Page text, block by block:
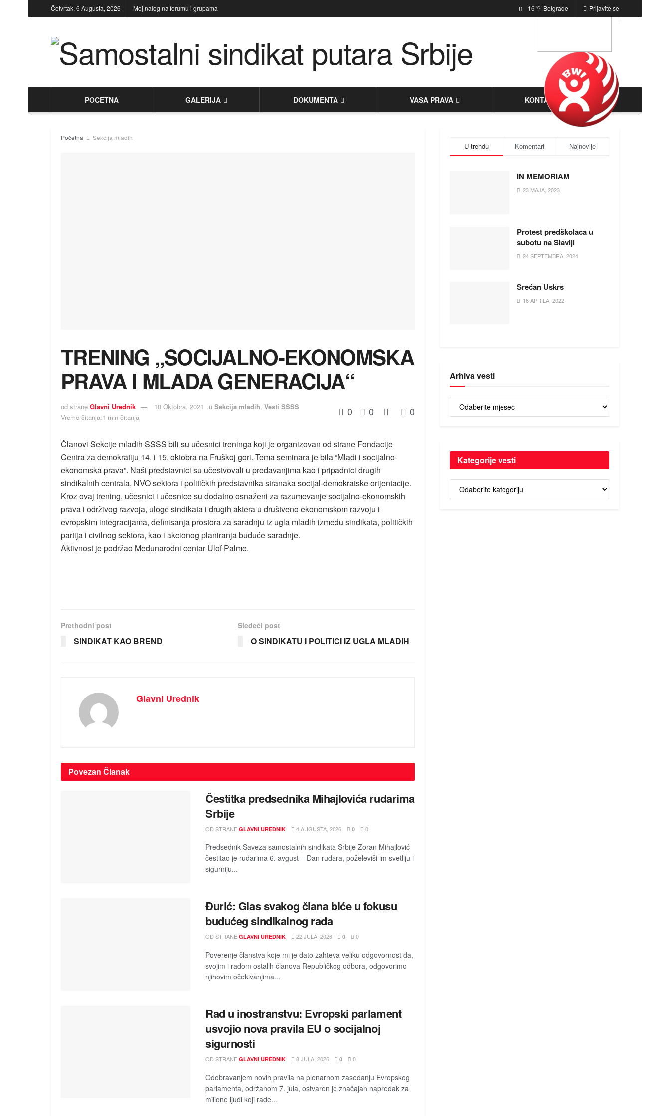
Četvrtak, 6 Augusta, 2026 Moj nalog na forumu i grupama 16 °C Belgrade Prijavite se
POCETNA GALERIJA DOKUMENTA VASA PRAVA KONTAKT
Početna Sekcija mladih
TRENING „SOCIJALNO-EKONOMSKA
PRAVA I MLADA GENERACIJA“
od strane Glavni Urednik 10 Oktobra, 2021 u Sekcija mladih, Vesti SSSS
Vreme čitanja:1 min čitanja
0 0 0
Članovi Sekcije mladih SSSS bili su učesnici treninga koji je organizovan od strane Fondacije
Centra za demokratiju 14. i 15. oktobra na Fruškoj gori. Tema seminara je bila “Mladi i socijalno-
ekonomska prava”. Naši predstavnici su učestvovali u predavanjima kao i pripadnici drugih
sindikalnih centrala, NVO sektora i političkih predstavnika stranaka socijal-demokratske orijentacije.
Kroz ovaj trening, učesnici i učesnice su dodatno osnaženi za razumevanje socijalno-ekonomskih
prava i održivog razvoja, uloge sindikata i drugih aktera u društveno ekonomskom razvoju i
evropskim integracijama, definisanja prostora za saradnju iz ugla mladih između sindikata, političkih
partija i civilnog sektora, kao i akcionog planiranja buduće saradnje.
Aktivnost je podržao Međunarodni centar Ulof Palme.
Prethodni post
SINDIKAT KAO BREND
Sledeći post
O SINDIKATU I POLITICI IZ UGLA MLADIH
Glavni Urednik
Povezan Članak
Čestitka predsednika Mihajlovića rudarima
Srbije
OD STRANE GLAVNI UREDNIK 4 AUGUSTA, 2026 0 0
Predsednik Saveza samostalnih sindikata Srbije Zoran Mihajlović
čestitao je rudarima 6. avgust – Dan rudara, poželeviši im svetliju i
sigurniju...
Đurić: Glas svakog člana biće u fokusu
budućeg sindikalnog rada
OD STRANE GLAVNI UREDNIK 22 JULA, 2026 0 0
Poverenje članstva koje mi je dato zahteva veliku odgovornost da,
svojim i radom ostalih članova Republičkog odbora, odgovorimo
njihovim očekivanjima...
Rad u inostranstvu: Evropski parlament
usvojio nova pravila EU o socijalnoj
sigurnosti
OD STRANE GLAVNI UREDNIK 8 JULA, 2026 0 0
Odobravanjem novih pravila na plenarnom zasedanju Evropskog
parlamenta, održanom 7. jula, ostvaren je značajan napredak za
milione ljudi koji rade...
U trendu Komentari Najnovije
IN MEMORIAM
23 MAJA, 2023
Protest predškolaca u
subotu na Slaviji
24 SEPTEMBRA, 2024
Srećan Uskrs
16 APRILA, 2022
Arhiva vesti
Arhiva
vesti
Kategorije vesti
Kategorije
vesti